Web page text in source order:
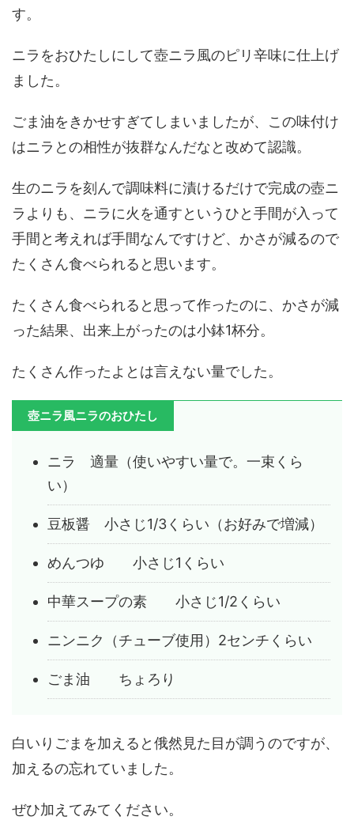
す。
ニラをおひたしにして壺ニラ風のピリ辛味に仕上げ
ました。
ごま油をきかせすぎてしまいましたが、この味付け
はニラとの相性が抜群なんだなと改めて認識。
生のニラを刻んで調味料に漬けるだけで完成の壺ニ
ラよりも、ニラに火を通すというひと手間が入って
手間と考えれば手間なんですけど、かさが減るので
たくさん食べられると思います。
たくさん食べられると思って作ったのに、かさが減
った結果、出来上がったのは小鉢1杯分。
たくさん作ったよとは言えない量でした。
壺ニラ風ニラのおひたし
ニラ 適量（使いやすい量で。一束くら
い）
豆板醤 小さじ1/3くらい（お好みで増減）
めんつゆ 小さじ1くらい
中華スープの素 小さじ1/2くらい
ニンニク（チューブ使用）2センチくらい
ごま油 ちょろり
白いりごまを加えると俄然見た目が調うのですが、
加えるの忘れていました。
ぜひ加えてみてください。